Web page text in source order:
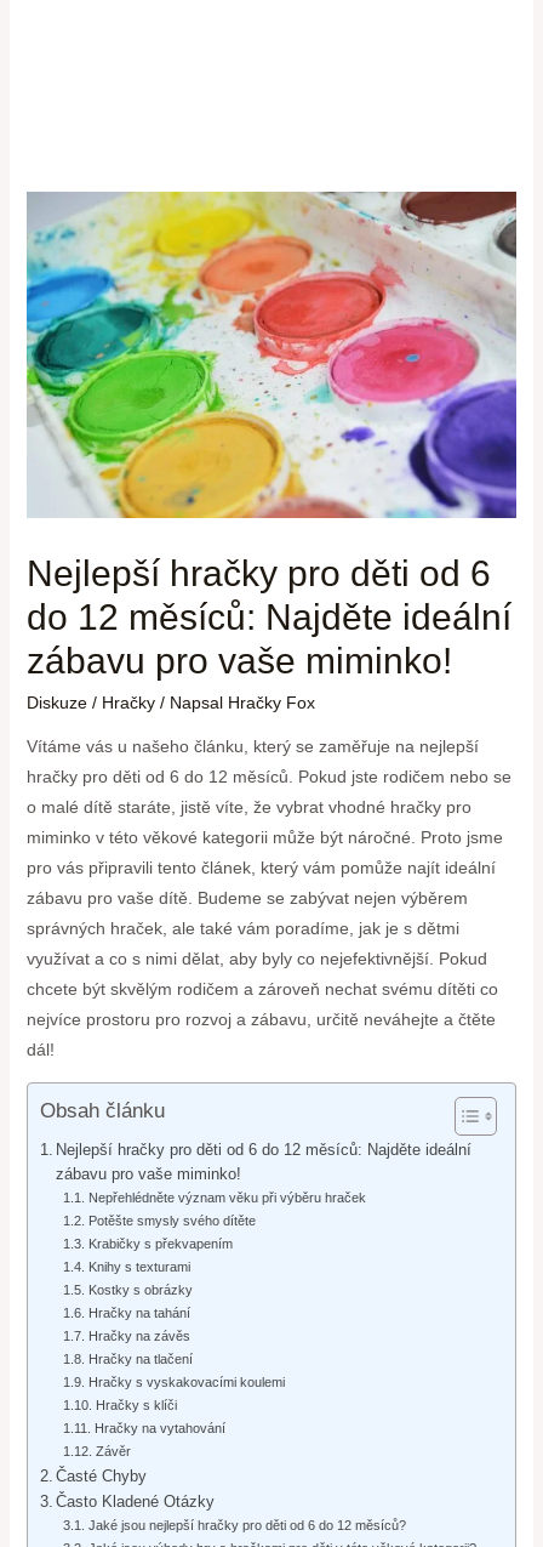
Nejlepší hračky pro děti od 6
do 12 měsíců: Najděte ideální
zábavu pro vaše miminko!
Diskuze / Hračky/ Napsal Hračky Fox
Vítáme vás u našeho článku, který se zaměřuje na nejlepší
hračky pro děti od 6 do 12 měsíců. Pokud jste rodičem nebo se
o malé dítě staráte, jistě víte, že vybrat vhodné hračky pro
miminko v této věkové kategorii může být náročné. Proto jsme
pro vás připravili tento článek, který vám pomůže najít ideální
zábavu pro vaše dítě. Budeme se zabývat nejen výběrem
správných hraček, ale také vám poradíme, jak je s dětmi
využívat a co s nimi dělat, aby byly co nejefektivnější. Pokud
chcete být skvělým rodičem a zároveň nechat svému dítěti co
nejvíce prostoru pro rozvoj a zábavu, určitě neváhejte a čtěte
dál!
Obsah článku
Nejlepší hračky pro děti od 6 do 12 měsíců: Najděte ideální
zábavu pro vaše miminko!
Nepřehlédněte význam věku při výběru hraček
Potěšte smysly svého dítěte
Krabičky s překvapením
Knihy s texturami
Kostky s obrázky
Hračky na tahání
Hračky na závěs
Hračky na tlačení
Hračky s vyskakovacími koulemi
Hračky s klíči
Hračky na vytahování
Závěr
Časté Chyby
Často Kladené Otázky
Jaké jsou nejlepší hračky pro děti od 6 do 12 měsíců?